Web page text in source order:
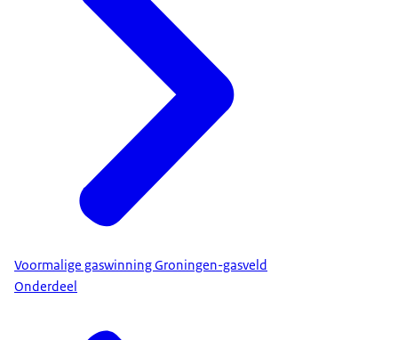
Voormalige gaswinning Groningen-gasveld
Onderdeel